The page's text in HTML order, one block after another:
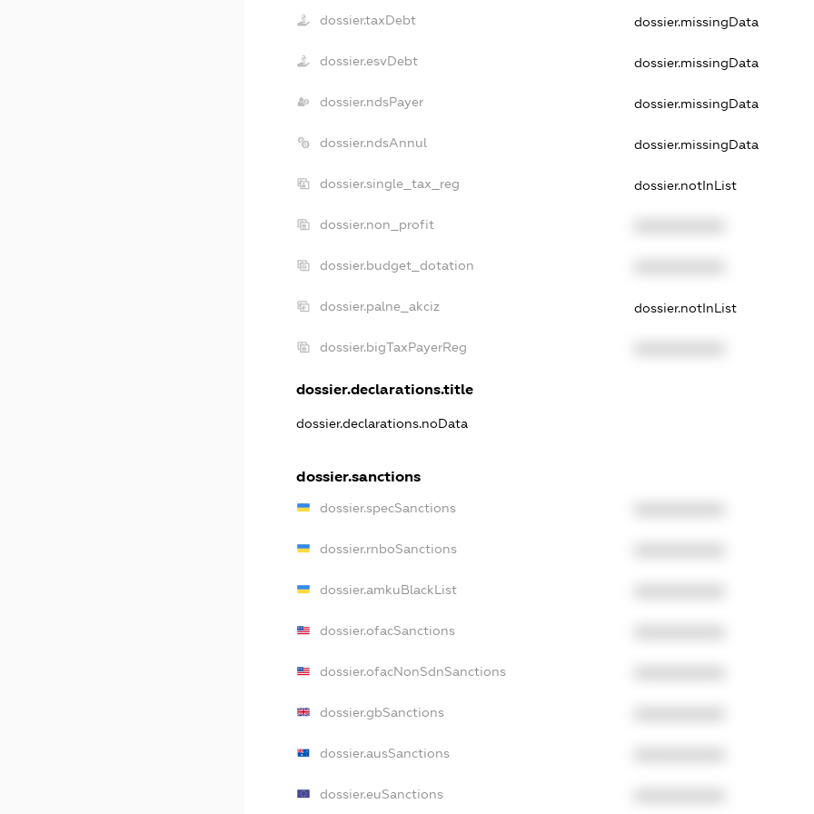
dossier.taxDebt dossier.missingData
dossier.esvDebt dossier.missingData
dossier.ndsPayer dossier.missingData
dossier.ndsAnnul dossier.missingData
dossier.single_tax_reg dossier.notInList
dossier.non_profit
dossier.budget_dotation
dossier.palne_akciz dossier.notInList
dossier.bigTaxPayerReg
dossier.declarations.title
dossier.declarations.noData
dossier.sanctions
dossier.specSanctions
dossier.rnboSanctions
dossier.amkuBlackList
dossier.ofacSanctions
dossier.ofacNonSdnSanctions
dossier.gbSanctions
dossier.ausSanctions
dossier.euSanctions